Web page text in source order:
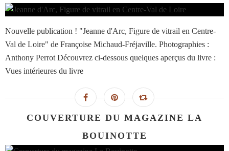
Nouvelle publication ! "Jeanne d'Arc, Figure de vitrail en Centre-
Val de Loire" de Françoise Michaud-Fréjaville. Photographies :
Anthony Perrot Découvrez ci-dessous quelques aperçus du livre :
Vues intérieures du livre
COUVERTURE DU MAGAZINE LA
BOUINOTTE